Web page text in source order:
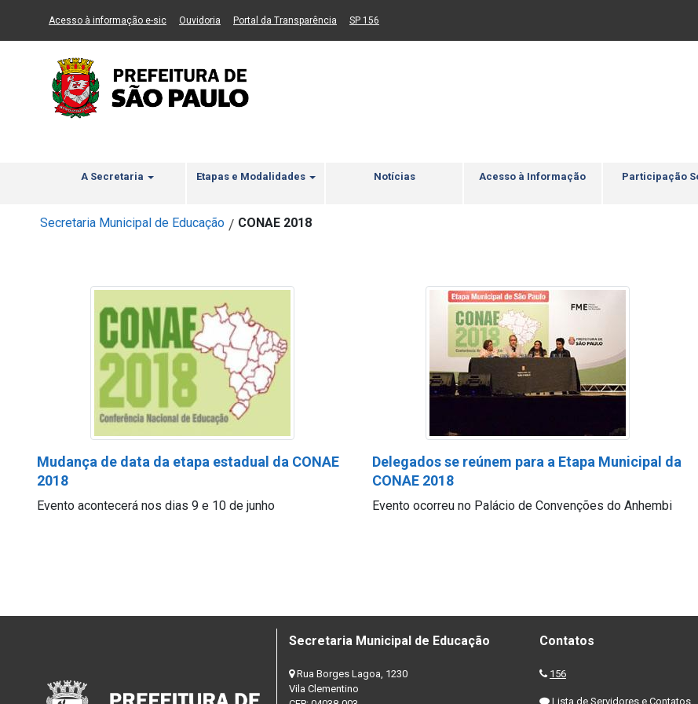
Ir ao Conteúdo Ir para menu principal 2 Ir para busca Ir para rodapé
Acesso à informação e-sic(Link para um novo sítio)
Ouvidoria (Link para um novo sítio)
Portal da Transparência (Link para um novo sítio)
SP 156
A Secretaria Etapas e Modalidades Notícias Acesso à Informação Participação
Secretaria Municipal de Educação / CONAE 2018
Mudança de data da etapa estadual da CONAE
2018
Evento acontecerá nos dias 9 e 10 de junho
Delegados se reúnem para a Etapa Municipal da
CONAE 2018
Evento ocorreu no Palácio de Convenções do Anhembi
Secretaria Municipal de Educação
Rua Borges Lagoa, 1230
Vila Clementino
Contatos
156
Lista de Servidores e Contatos